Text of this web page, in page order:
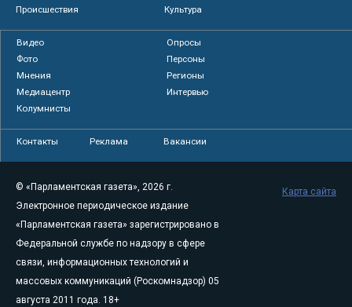
Происшествия
Культура
Видео
Опросы
Фото
Персоны
Мнения
Регионы
Медиацентр
Интервью
Колумнисты
Контакты Реклама Вакансии
© «Парламентская газета», 2026 г.
Электронное периодическое издание
«Парламентская газета» зарегистрировано в
Федеральной службе по надзору в сфере
связи, информационных технологий и
массовых коммуникаций (Роскомнадзор) 05
августа 2011 года. 18+
Карта сайта